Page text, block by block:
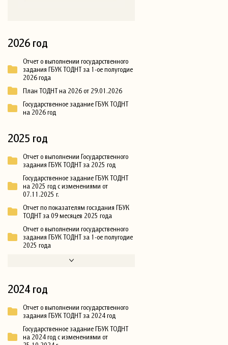
2026 год
Отчет о выполнении государственного
задания ГБУК ТОДНТ за 1-ое полугодие
2026 года
План ТОДНТ на 2026 от 29.01.2026
Государственное задание ГБУК ТОДНТ
на 2026 год
2025 год
Отчет о выполнении Государственного
задания ГБУК ТОДНТ за 2025 год
Государственное задание ГБУК ТОДНТ
на 2025 год с изменениями от
07.11.2025 г.
Отчет по показателям госздания ГБУК
ТОДНТ за 09 месяцев 2025 года
Отчет о выполнении государственного
задания ГБУК ТОДНТ за 1-ое полугодие
2025 года
2024 год
Отчет о выполнении государственного
задания ГБУК ТОДНТ за 2024 год
Государственное задание ГБУК ТОДНТ
на 2024 год с изменениями от